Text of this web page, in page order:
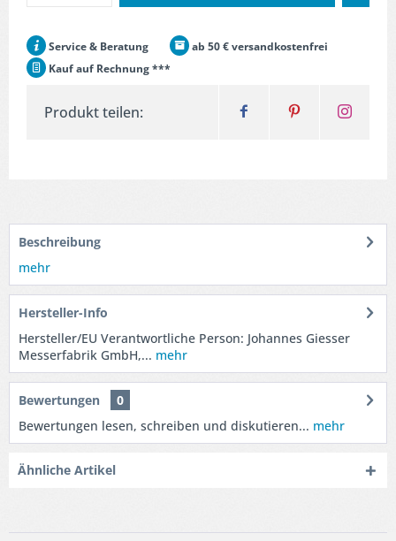
Service & Beratung
ab 50 € versandkostenfrei
Kauf auf Rechnung ***
Produkt teilen:
Beschreibung
mehr
Hersteller-Info
Hersteller/EU Verantwortliche Person: Johannes Giesser
Messerfabrik GmbH,... mehr
Bewertungen
0
Bewertungen lesen, schreiben und diskutieren... mehr
Ähnliche Artikel